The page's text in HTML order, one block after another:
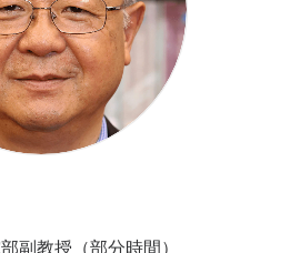
副教授（部分時間）